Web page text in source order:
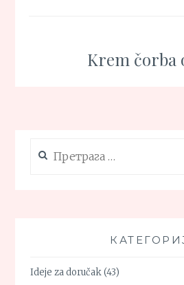
Krem čorba
за:
Ideje za doručak(43)